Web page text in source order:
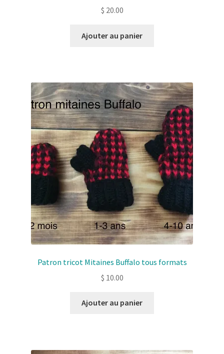
$ 20.00
Ajouter au panier
Patron tricot Mitaines Buffalo tous formats
$ 10.00
Ajouter au panier